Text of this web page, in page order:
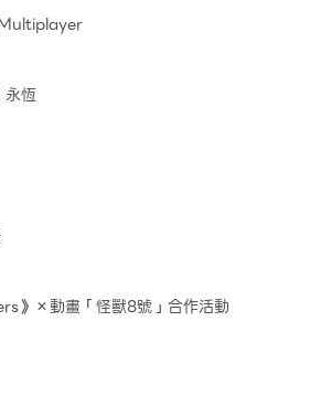
恆
》×動畫「怪獸8號」合作活動